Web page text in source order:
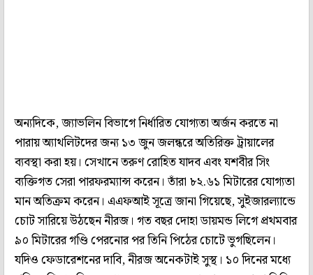
অন্যদিকে, জ্যাভলিন বিভাগে নির্ধারিত যোগ্যতা অর্জন করতে না
পারায় অ্যাথলিটদের জন্য ১৩ জুন জলন্ধরে অতিরিক্ত ট্রায়ালের
ব্যবস্থা করা হয়। সেখানে তরুণ রোহিত যাদব এবং যশবীর সিং
ব্যক্তিগত সেরা পারফরম্যান্স করেন। তাঁরা ৮২.৬১ মিটারের যোগ্যতা
মান অতিক্রম করেন। এএফআই সূত্রে জানা গিয়েছে, সুইজারল্যান্ডে
চোট সারিয়ে উঠছেন নীরজ। গত বছর দোহা ডায়মন্ড লিগে প্রথমবার
৯০ মিটারের গণ্ডি পেরনোর পর তিনি পিঠের চোটে ভুগছিলেন।
যদিও ফেডারেশনের দাবি, নীরজ অনেকটাই সুস্থ। ১০ দিনের মধ্যে